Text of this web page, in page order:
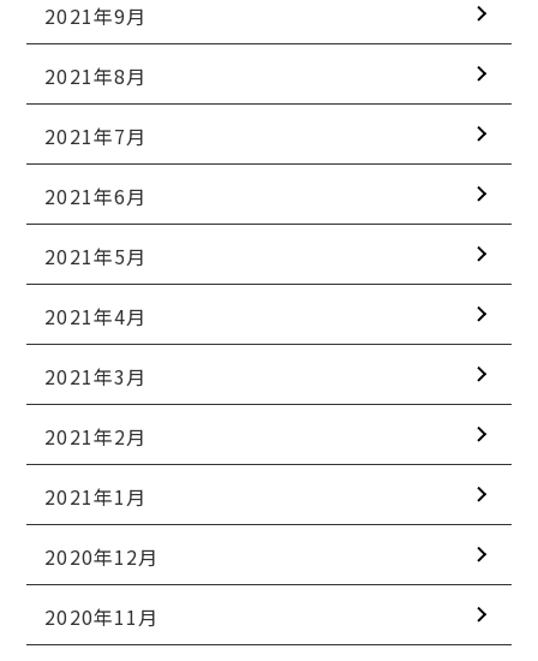
2021年9月
2021年8月
2021年7月
2021年6月
2021年5月
2021年4月
2021年3月
2021年2月
2021年1月
2020年12月
2020年11月